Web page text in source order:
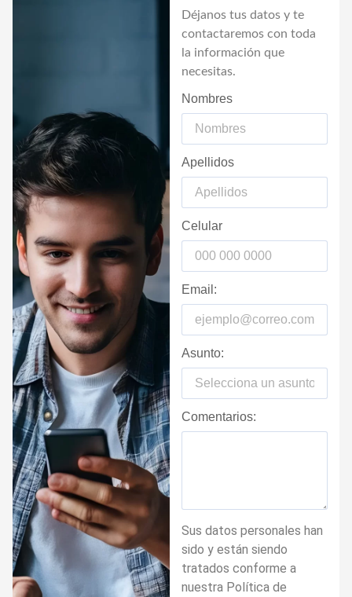
Déjanos tus datos y te
contactaremos con toda
la información que
necesitas.
Nombres
Apellidos
Celular
Email:
Asunto:
Comentarios:
Sus datos personales han
sido y están siendo
tratados conforme a
nuestra Política de